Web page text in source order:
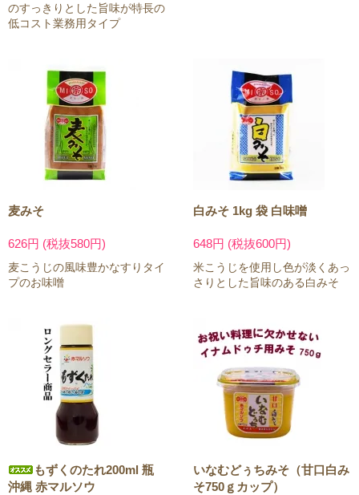
のすっきりとした旨味が特長の
低コスト業務用タイプ
麦みそ
626円 (税抜580円)
麦こうじの風味豊かなすりタイ
プのお味噌
白みそ 1kg 袋 白味噌
648円 (税抜600円)
米こうじを使用し色が淡くあっ
さりとした旨味のある白みそ
もずくのたれ200ml 瓶
沖縄 赤マルソウ
いなむどぅちみそ（甘口白み
そ750ｇカップ）